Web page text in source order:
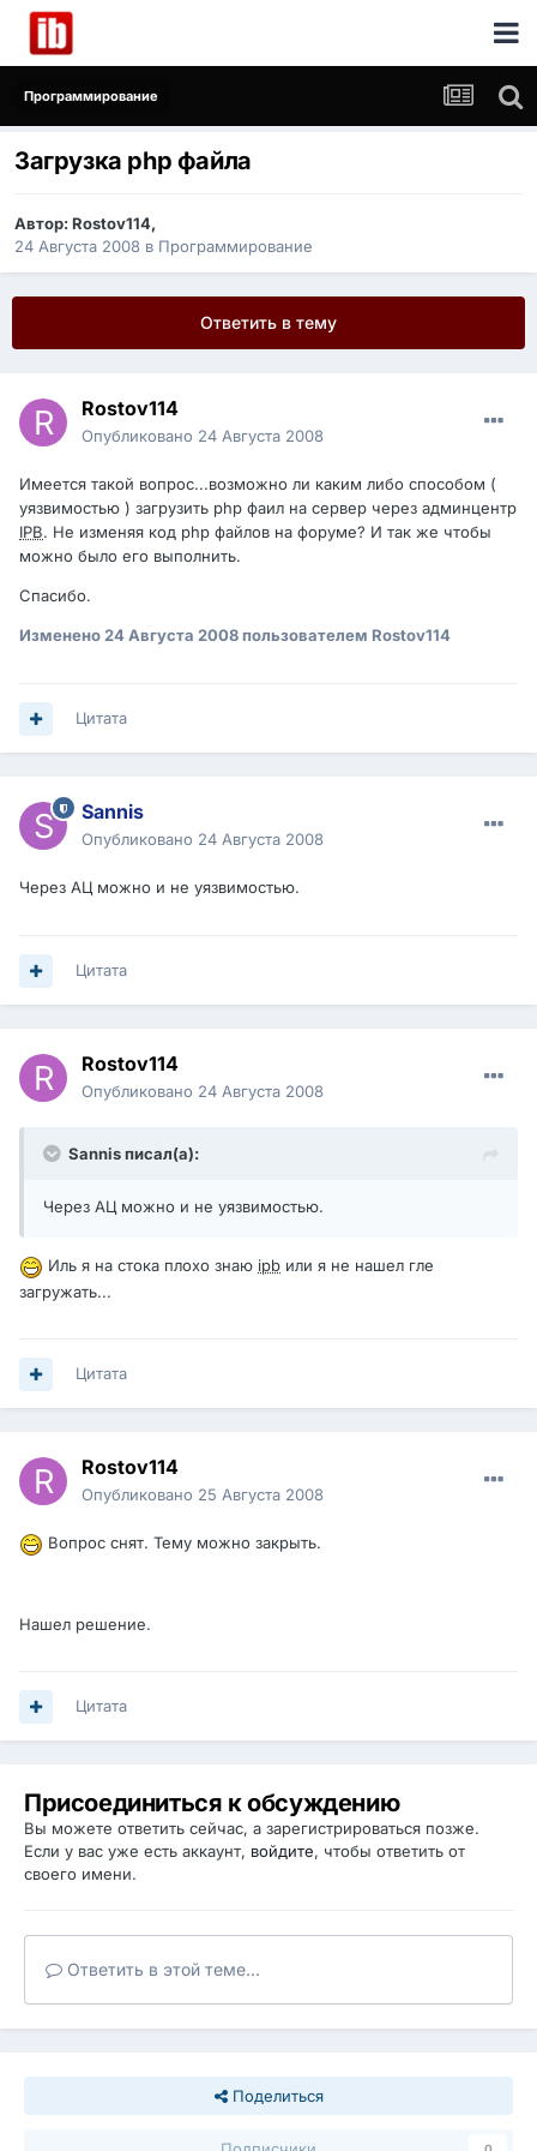
Программирование
Загрузка php файла
Автор:Rostov114,
24 Августа 2008 в Программирование
Ответить в тему
Rostov114
Опубликовано 24 Августа 2008
Имеется такой вопрос...возможно ли каким либо способом (
уязвимостью ) загрузить php фаил на сервер через админцентр
IPB. Не изменяя код php файлов на форуме? И так же чтобы
можно было его выполнить.
Спасибо.
Изменено24 Августа 2008пользователем Rostov114
Цитата
Sannis
Опубликовано 24 Августа 2008
Через АЦ можно и не уязвимостью.
Цитата
Rostov114
Опубликовано 24 Августа 2008
Sannis писал(а):
Через АЦ можно и не уязвимостью.
Иль я на стока плохо знаю ipb или я не нашел гле
загружать...
Цитата
Rostov114
Опубликовано 25 Августа 2008
Вопрос снят. Тему можно закрыть.
Нашел решение.
Цитата
Присоединиться к обсуждению
Вы можете ответить сейчас, а зарегистрироваться позже.
Если у вас уже есть аккаунт, войдите, чтобы ответить от
своего имени.
Ответить в этой теме...
Поделиться